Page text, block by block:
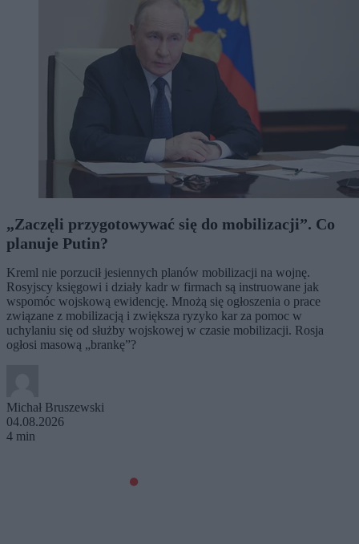
„Zaczęli przygotowywać się do mobilizacji”. Co
planuje Putin?
Kreml nie porzucił jesiennych planów mobilizacji na wojnę.
Rosyjscy księgowi i działy kadr w firmach są instruowane jak
wspomóc wojskową ewidencję. Mnożą się ogłoszenia o prace
związane z mobilizacją i zwiększa ryzyko kar za pomoc w
uchylaniu się od służby wojskowej w czasie mobilizacji. Rosja
ogłosi masową „brankę”?
Michał Bruszewski
04.08.2026
4 min